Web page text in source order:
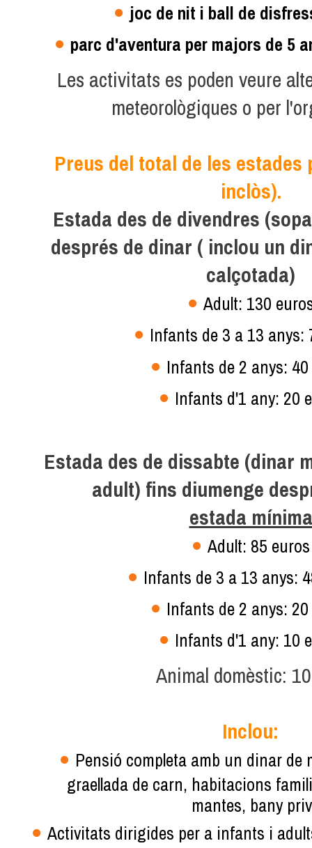
joc de nit i ball de
parc d'aventura per majors de 5
Les activitats es poden veure
meteorològiques o per
Preus del total de les
inclòs).
Estada des de divendres
després de dinar ( inclou un
calçotada)
Adult: 130
Infants de 3 a 13 anys:
Infants de 2 anys:
Infants d'1 any: 20
Estada des de dissabte (dinar
adult) fins diumenge
estada mínima
Adult: 85 euros
Infants de 3 a 13 anys:
Infants de 2 anys:
Infants d'1 any: 10
Animal domèstic:
Inclou:
Pensió completa amb un dinar de
graellada de carn, habitacions
mantes, bany
Activitats dirigides per a infants i